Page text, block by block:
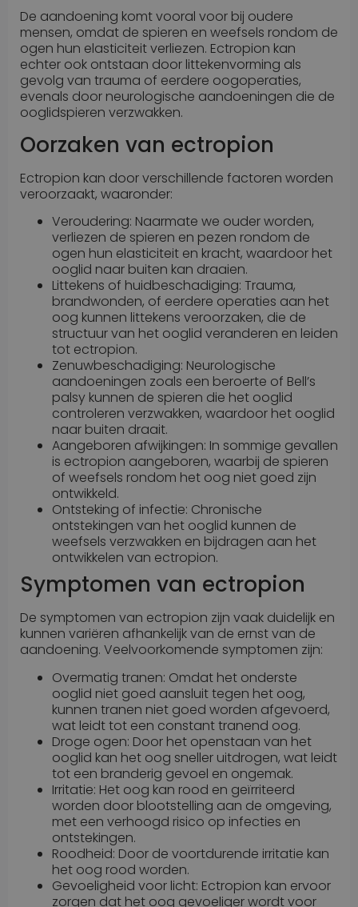
De aandoening komt vooral voor bij oudere
mensen, omdat de spieren en weefsels rondom de
ogen hun elasticiteit verliezen. Ectropion kan
echter ook ontstaan door littekenvorming als
gevolg van trauma of eerdere oogoperaties,
evenals door neurologische aandoeningen die de
ooglidspieren verzwakken.
Oorzaken van ectropion
Ectropion kan door verschillende factoren worden
veroorzaakt, waaronder:
Veroudering: Naarmate we ouder worden,
verliezen de spieren en pezen rondom de
ogen hun elasticiteit en kracht, waardoor het
ooglid naar buiten kan draaien.
Littekens of huidbeschadiging: Trauma,
brandwonden, of eerdere operaties aan het
oog kunnen littekens veroorzaken, die de
structuur van het ooglid veranderen en leiden
tot ectropion.
Zenuwbeschadiging: Neurologische
aandoeningen zoals een beroerte of Bell’s
palsy kunnen de spieren die het ooglid
controleren verzwakken, waardoor het ooglid
naar buiten draait.
Aangeboren afwijkingen: In sommige gevallen
is ectropion aangeboren, waarbij de spieren
of weefsels rondom het oog niet goed zijn
ontwikkeld.
Ontsteking of infectie: Chronische
ontstekingen van het ooglid kunnen de
weefsels verzwakken en bijdragen aan het
ontwikkelen van ectropion.
Symptomen van ectropion
De symptomen van ectropion zijn vaak duidelijk en
kunnen variëren afhankelijk van de ernst van de
aandoening. Veelvoorkomende symptomen zijn:
Overmatig tranen: Omdat het onderste
ooglid niet goed aansluit tegen het oog,
kunnen tranen niet goed worden afgevoerd,
wat leidt tot een constant tranend oog.
Droge ogen: Door het openstaan van het
ooglid kan het oog sneller uitdrogen, wat leidt
tot een branderig gevoel en ongemak.
Irritatie: Het oog kan rood en geïrriteerd
worden door blootstelling aan de omgeving,
met een verhoogd risico op infecties en
ontstekingen.
Roodheid: Door de voortdurende irritatie kan
het oog rood worden.
Gevoeligheid voor licht: Ectropion kan ervoor
zorgen dat het oog gevoeliger wordt voor